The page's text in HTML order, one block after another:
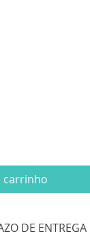
carrinho
DE ENTREGA